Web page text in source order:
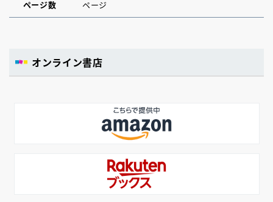
ページ数 ページ
オンライン書店